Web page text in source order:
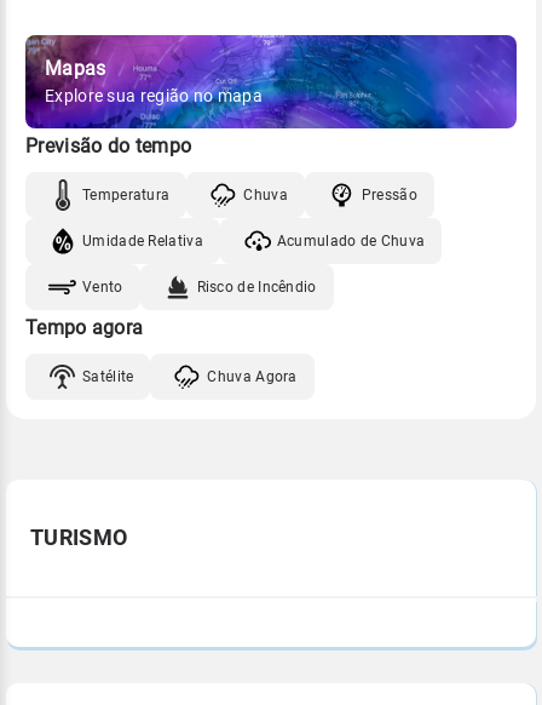
Mapas
Explore sua região no mapa
Previsão do tempo
Temperatura Chuva Pressão
Umidade Relativa Acumulado de Chuva
Vento Risco de Incêndio
Tempo agora
Satélite Chuva Agora
TURISMO